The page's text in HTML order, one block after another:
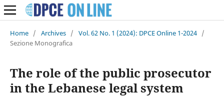
Home / Archives / Vol. 62 No. 1 (2024): DPCE Online 1-2024 /
Sezione Monografica
The role of the public prosecutor
in the Lebanese legal system